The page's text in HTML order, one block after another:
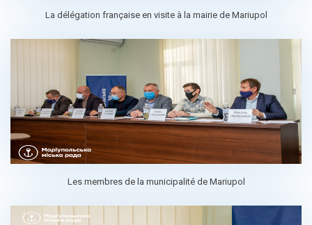
La délégation française en visite à la mairie de Mariupol
Les membres de la municipalité de Mariupol